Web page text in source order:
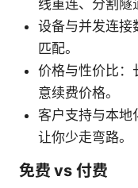
线重连、分割隧
设备与并发连接
匹配。
价格与性价比：
意续费价格。
客户支持与本地
让你少走弯路。
免费 vs 付费